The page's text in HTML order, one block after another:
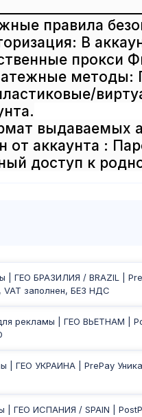
правила
В
прокси
методы:
выдаваемых
от аккаунта :
доступ к
| ГЕО БРАЗИЛИЯ / BRAZIL |
заполнен, БЕЗ НДС
рекламы | ГЕО ВЬЕТНАМ |
| ГЕО УКРАИНА | PrePay
| ГЕО ИСПАНИЯ / SPAIN |